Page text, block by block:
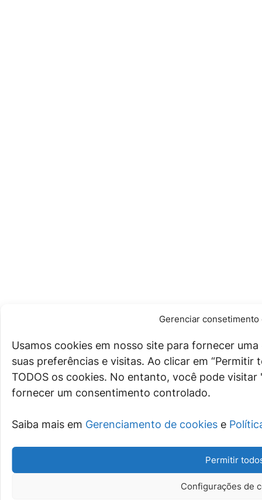
Gerenciar consetimento
Usamos cookies em nosso site para fornecer
suas preferências e visitas. Ao clicar em “Permitir
TODOS os cookies. No entanto, você pode
fornecer um consentimento controlado.
Saiba mais em Gerenciamento de cookies e
Permitir
Configurações de